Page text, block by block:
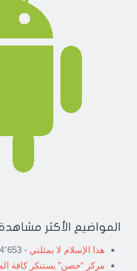
المواضيع الأكثر
هذا الإسلام لا يمثلني - 54٬653 views
مركز “حصن” يستنكر كافة